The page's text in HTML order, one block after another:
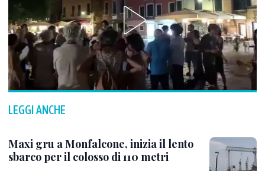
LEGGI ANCHE
Maxi gru a Monfalcone, inizia il lento
sbarco per il colosso di 110 metri